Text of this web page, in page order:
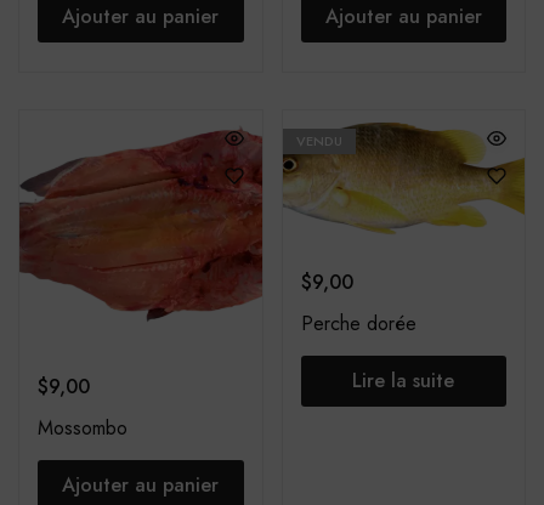
Ajouter au panier Ajouter au panier
$9,00
Mossombo
Ajouter au panier
VENDU
$9,00
Perche dorée
Lire la suite